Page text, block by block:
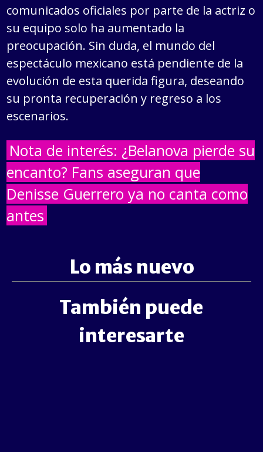
comunicados oficiales por parte de la actriz o
su equipo solo ha aumentado la
preocupación. Sin duda, el mundo del
espectáculo mexicano está pendiente de la
evolución de esta querida figura, deseando
su pronta recuperación y regreso a los
escenarios.
Nota de interés: ¿Belanova pierde su
encanto? Fans aseguran que
Denisse Guerrero ya no canta como
antes
Lo más nuevo
También puede
interesarte